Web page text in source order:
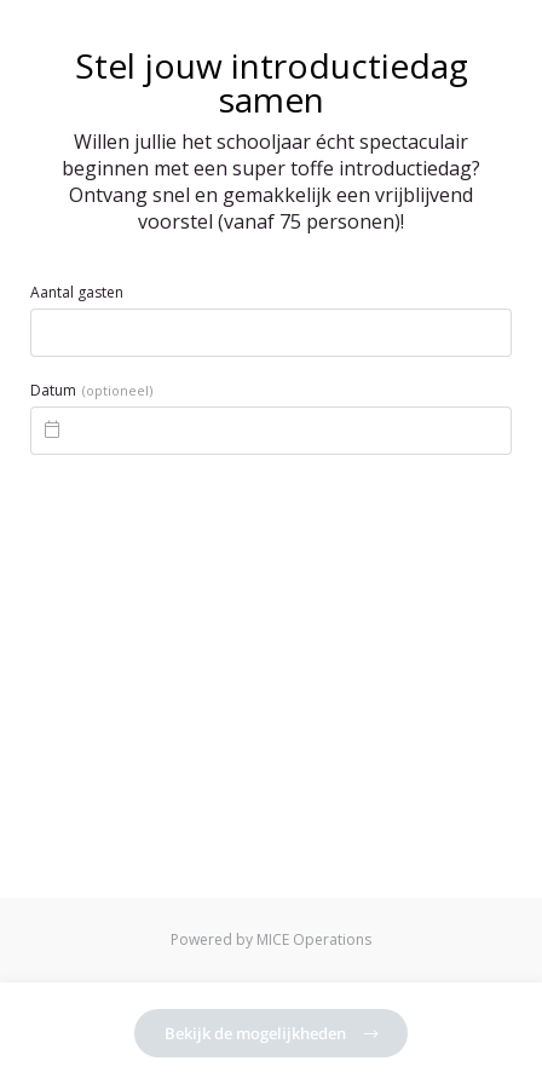
Stel jouw introductiedag
samen
Willen jullie het schooljaar écht spectaculair
beginnen met een super toffe introductiedag?
Ontvang snel en gemakkelijk een vrijblijvend
voorstel (vanaf 75 personen)!
Aantal gasten
Datum (optioneel)

Powered by MICE Operations
Bekijk de mogelijkheden